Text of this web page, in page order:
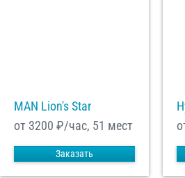
MAN Lion's Star
от 3200 ₽/час, 51 мест
Заказать